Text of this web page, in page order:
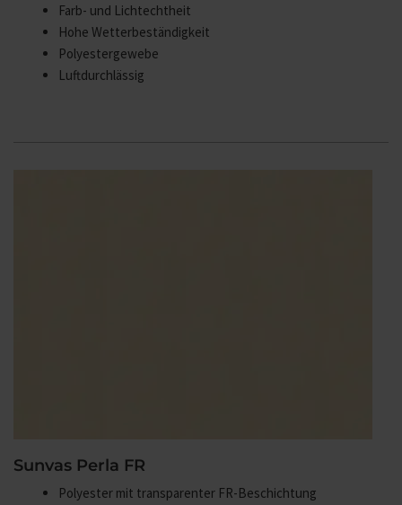
Farb- und Lichtechtheit
Hohe Wetterbeständigkeit
Polyestergewebe
Luftdurchlässig
Sunvas Perla FR
Polyester mit transparenter FR-Beschichtung